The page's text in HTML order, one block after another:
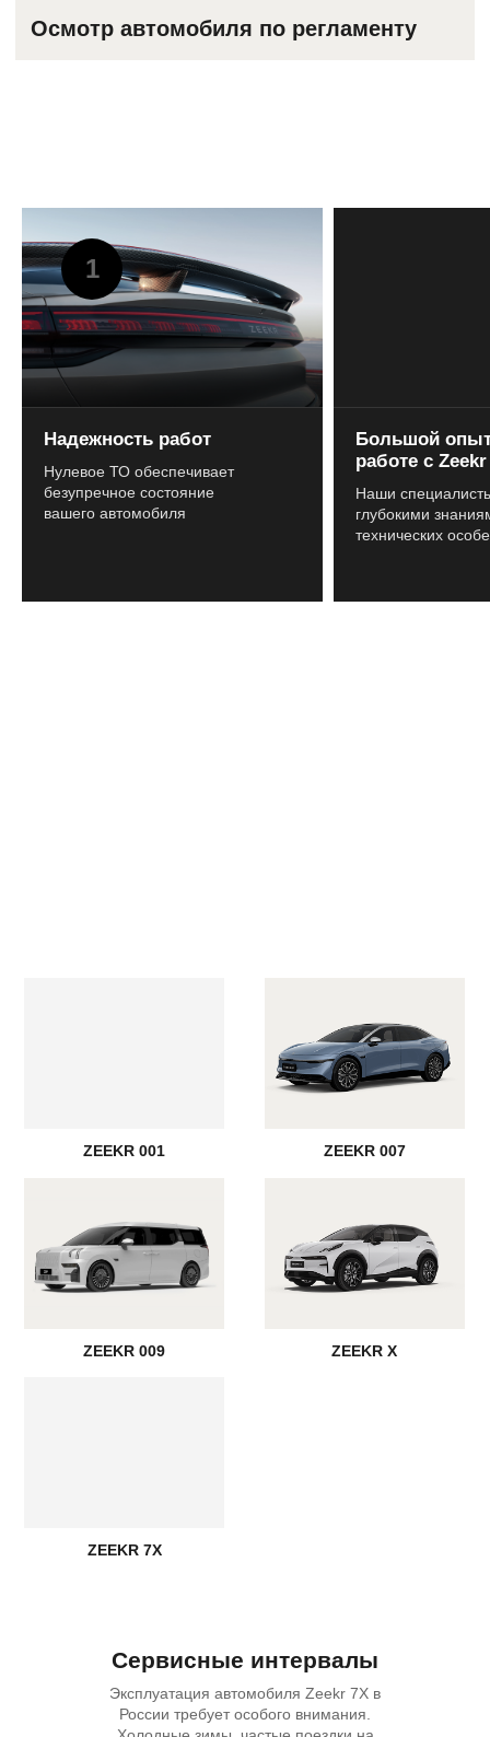
Надежность работ
Нулевое ТО обеспечивает
безупречное состояние
вашего автомобиля
Большой
работе с Zeekr
Наши
глубокими
технических
ZEEKR 007
ZEEKR 009 ZEEKR X
ZEEKR 7X
ZEEKR 001
Сервисные интервалы
Эксплуатация автомобиля Zeekr 7X в
России требует особого внимания.